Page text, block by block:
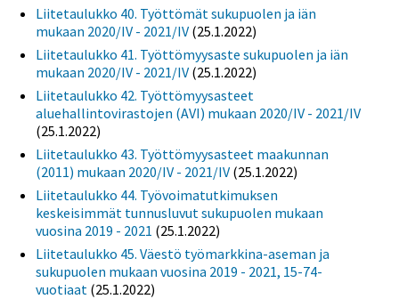
Liitetaulukko 40. Työttömät sukupuolen ja iän
mukaan 2020/IV - 2021/IV (25.1.2022)
Liitetaulukko 41. Työttömyysaste sukupuolen ja iän
mukaan 2020/IV - 2021/IV (25.1.2022)
Liitetaulukko 42. Työttömyysasteet
aluehallintovirastojen (AVI) mukaan 2020/IV - 2021/IV
(25.1.2022)
Liitetaulukko 43. Työttömyysasteet maakunnan
(2011) mukaan 2020/IV - 2021/IV (25.1.2022)
Liitetaulukko 44. Työvoimatutkimuksen
keskeisimmät tunnusluvut sukupuolen mukaan
vuosina 2019 - 2021 (25.1.2022)
Liitetaulukko 45. Väestö työmarkkina-aseman ja
sukupuolen mukaan vuosina 2019 - 2021, 15-74-
vuotiaat (25.1.2022)